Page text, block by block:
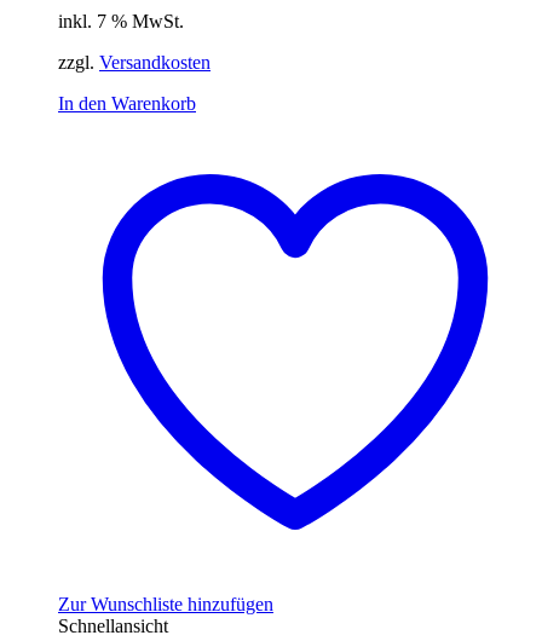
inkl. 7 % MwSt.
zzgl. Versandkosten
In den Warenkorb
Zur Wunschliste hinzufügen
Schnellansicht